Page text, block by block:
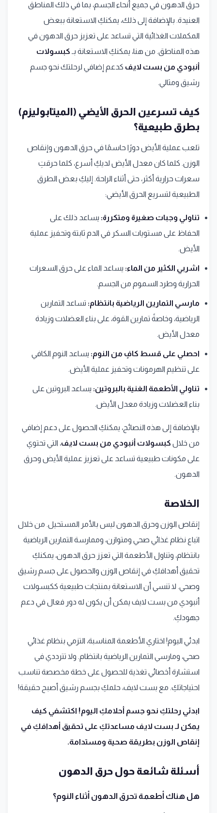
حرق الدهون في جميع أنحاء الجسم، بما في ذلك المناطق
العنيدة. بالإضافة إلى ذلك، يمكنكِ الاستعانة ببعض
المكملات الغذائية التي تساعد على تعزيز حرق الدهون في
هذه المناطق. من هنا، يمكنكِ الاستعانة بـ كبسولات
أنبودي من بست لايف كدعم إضافي لرحلتك نحو جسم
رشيق ومثالي.
كيف تسرعين الحرق الأيضي (الميتابوليزم)
بطرق طبيعية؟
تلعب عملية الأيض دورًا حاسمًا في حرق الدهون وإنقاص
الوزن. كلما كان معدل الأيض لديكِ أسرع، كلما حرقتِ
سعرات حرارية أكثر، حتى أثناء الراحة. إليكِ بعض الطرق
الطبيعية لتسريع الحرق الأيضي:
تناولي وجبات صغيرة ومتكررة: يساعد ذلك على
الحفاظ على مستويات السكر في الدم ثابتة وتحفيز عملية
الأيض.
اشربي الكثير من الماء: يساعد الماء على حرق السعرات
الحرارية وطرد السموم من الجسم.
مارسي التمارين الرياضية بانتظام: تساعد التمارين
الرياضية، وخاصةً تمارين القوة، على بناء العضلات وزيادة
معدل الأيض.
احصلي على قسط كافٍ من النوم: يساعد النوم الكافي
على تنظيم الهرمونات وتحفيز عملية الأيض.
تناولي الأطعمة الغنية بالبروتين: يساعد البروتين على
بناء العضلات وزيادة معدل الأيض.
بالإضافة إلى هذه النصائح، يمكنكِ الحصول على دعم إضافي
من خلال كبسولات أنبودي من بست لايف، التي تحتوي
على مكونات طبيعية تساعد على تعزيز عملية الأيض وحرق
الدهون.
الخلاصة
إنقاص الوزن وحرق الدهون ليس بالأمر المستحيل. من خلال
اتباع نظام غذائي صحي ومتوازن، وممارسة التمارين الرياضية
بانتظام، وتناول الأطعمة التي تعزز حرق الدهون، يمكنكِ
تحقيق أهدافكِ في إنقاص الوزن والحصول على جسم رشيق
وصحي. لا تنسي أن الاستعانة بمنتجات طبيعية ككبسولات
أنبودي من بست لايف يمكن أن يكون له دور فعال في دعم
جهودكِ.
ابدئي اليوم! اختاري الأطعمة المناسبة، التزمي بنظام غذائي
صحي، ومارسي التمارين الرياضية بانتظام. ولا تترددي في
استشارة أخصائي تغذية للحصول على خطة مخصصة تناسب
احتياجاتكِ. مع بست لايف، حلمكِ بجسم رشيق أصبح حقيقة!
ابدئي رحلتكِ نحو جسم أحلامكِ اليوم! اكتشفي كيف
يمكن لـ بست لايف مساعدتكِ على تحقيق أهدافكِ في
إنقاص الوزن بطريقة صحية ومستدامة.
أسئلة شائعة حول حرق الدهون
هل هناك أطعمة تحرق الدهون أثناء النوم؟